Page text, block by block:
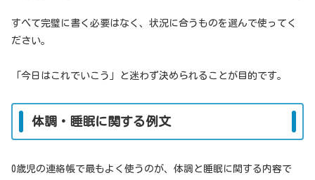
すべて完璧に書く必要はなく、状況に合うものを選んで使ってく
ださい。
「今日はこれでいこう」と迷わず決められることが目的です。
体調・睡眠に関する例文
0歳児の連絡帳で最もよく使うのが、体調と睡眠に関する内容で